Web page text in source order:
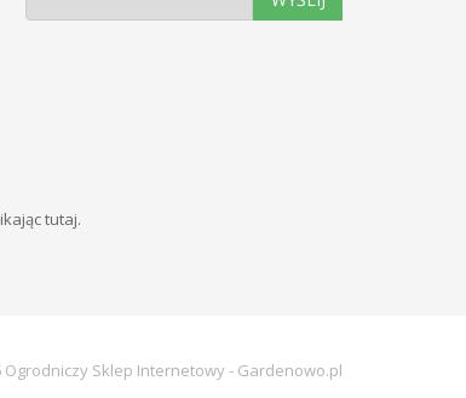
tutaj.
Sklep Internetowy - Gardenowo.pl